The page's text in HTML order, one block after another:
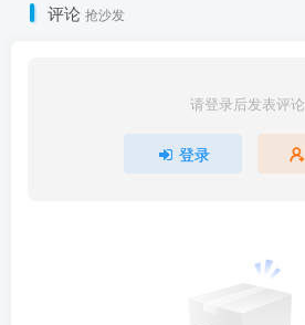
评论 抢沙发
请登录后发表评论
登录